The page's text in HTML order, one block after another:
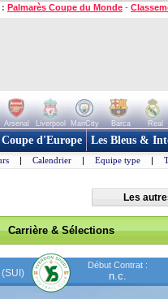
: Palmarès Coupe du Monde -
Arsenal Liverpool ManCity Barca Real
Coupe d'Europe Les Bleus &
| Calendrier | Equipe type |
Les
Carrière & Sélections
(SUI)
Début Contrat :
n.c.